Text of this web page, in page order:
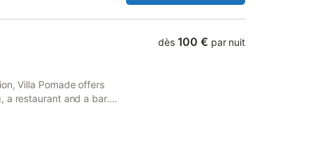
Villa Pomade offers
a restaurant and a bar.
and free WiFi. Every
dès 100 € par nuit